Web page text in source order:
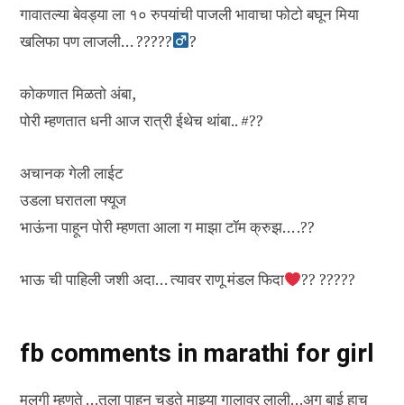
गावातल्या बेवड्या ला १० रुपयांची पाजली भावाचा फोटो बघून मिया
खलिफा पण लाजली… ?????‍
?
कोकणात मिळतो अंबा,
पोरी म्हणतात धनी आज रात्री ईथेच थांबा.. #??
अचानक गेली लाईट
उडला घरातला फ्यूज
भाऊंना पाहून पोरी म्हणता आला ग माझा टॉम क्रुझ… .??
भाऊ ची पाहिली जशी अदा… त्यावर राणू मंडल फिदा ?? ?????
fb comments in marathi for girl
मुलगी म्हणते …तूला पाहून चडते माझ्या गालावर लाली…अग बाई हाच